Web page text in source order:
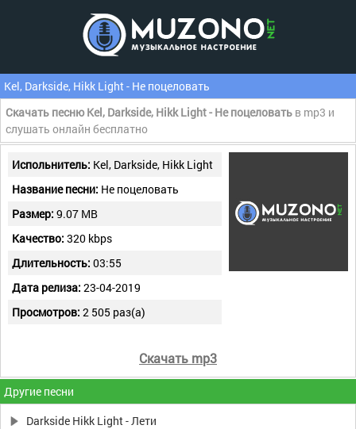
Kel, Darkside, Hikk Light - Не поцеловать
Скачать песню Kel, Darkside, Hikk Light - Не поцеловать в mp3 и
слушать онлайн бесплатно
Испольнитель: Kel, Darkside, Hikk Light
Название песни: Не поцеловать
Размер: 9.07 MB
Качество: 320 kbps
Длительность: 03:55
Дата релиза: 23-04-2019
Просмотров: 2 505 раз(а)
Скачать mp3
Другие песни
Darkside Hikk Light - Лети